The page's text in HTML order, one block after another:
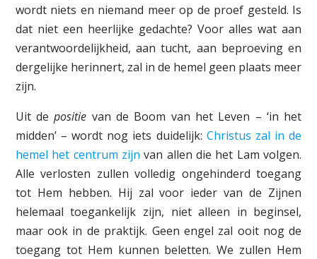
wordt niets en niemand meer op de proef gesteld. Is
dat niet een heerlijke gedachte? Voor alles wat aan
verantwoordelijkheid, aan tucht, aan beproeving en
dergelijke herinnert, zal in de hemel geen plaats meer
zijn.
Uit depositie van de Boom van het Leven – ‘in het
midden’ – wordt nog iets duidelijk: Christus zal in de
hemel het centrum zijn van allen die het Lam volgen.
Alle verlosten zullen volledig ongehinderd toegang
tot Hem hebben. Hij zal voor ieder van de Zijnen
helemaal toegankelijk zijn, niet alleen in beginsel,
maar ook in de praktijk. Geen engel zal ooit nog de
toegang tot Hem kunnen beletten. We zullen Hem